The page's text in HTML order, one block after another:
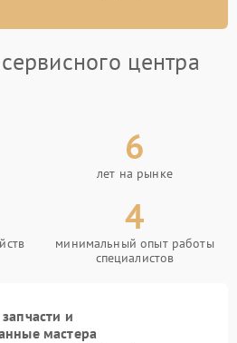
центра
6
лет на рынке
4
минимальный опыт работы
специалистов
и
мастера